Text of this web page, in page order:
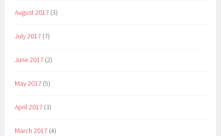
August 2017 (3)
July 2017 (7)
June 2017 (2)
May 2017 (5)
April 2017 (3)
March 2017 (4)